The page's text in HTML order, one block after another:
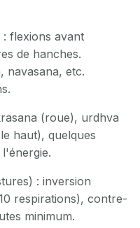
: flexions avant
de hanches.
navasana, etc.
(roue), urdhva
haut), quelques
: inversion
respirations), contre-
minimum.